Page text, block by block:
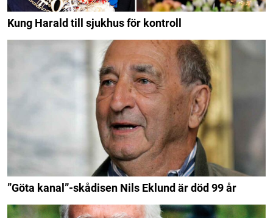
Kung Harald till sjukhus för kontroll
”Göta kanal”-skådisen Nils Eklund är död 99 år